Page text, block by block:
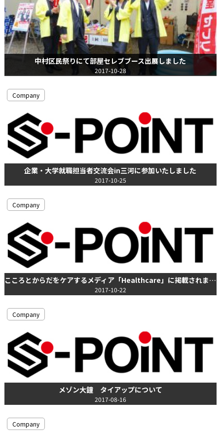
中村区民祭りにて部屋セレブブース出展しました
2017-10-28
Company
企業・大学就職担当者交流会in三河に参加いたしました
2017-10-25
Company
こころとからだをケアするメディア「Healthcare」に掲載されました
2017-10-22
Company
メゾン大鐘 タイアップについて
2017-08-16
Company